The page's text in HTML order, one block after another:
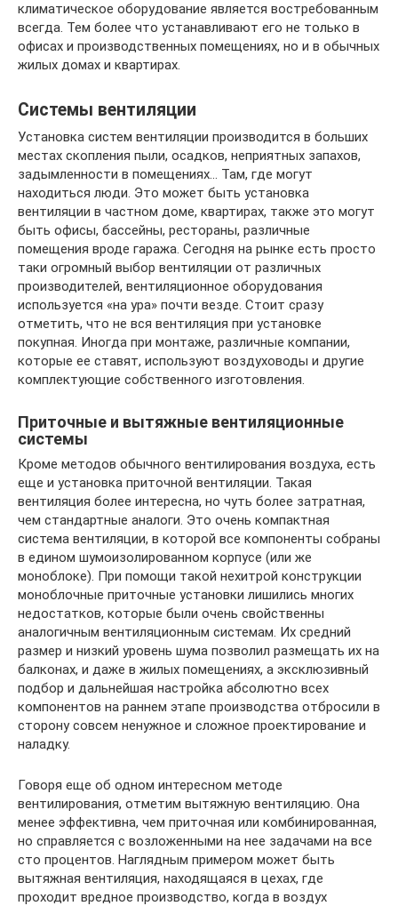
климатическое оборудование является востребованным
всегда. Тем более что устанавливают его не только в
офисах и производственных помещениях, но и в обычных
жилых домах и квартирах.
Системы вентиляции
Установка систем вентиляции производится в больших
местах скопления пыли, осадков, неприятных запахов,
задымленности в помещениях… Там, где могут
находиться люди. Это может быть установка
вентиляции в частном доме, квартирах, также это могут
быть офисы, бассейны, рестораны, различные
помещения вроде гаража. Сегодня на рынке есть просто
таки огромный выбор вентиляции от различных
производителей, вентиляционное оборудования
используется «на ура» почти везде. Стоит сразу
отметить, что не вся вентиляция при установке
покупная. Иногда при монтаже, различные компании,
которые ее ставят, используют воздуховоды и другие
комплектующие собственного изготовления.
Приточные и вытяжные вентиляционные
системы
Кроме методов обычного вентилирования воздуха, есть
еще и установка приточной вентиляции. Такая
вентиляция более интересна, но чуть более затратная,
чем стандартные аналоги. Это очень компактная
система вентиляции, в которой все компоненты собраны
в едином шумоизолированном корпусе (или же
моноблоке). При помощи такой нехитрой конструкции
моноблочные приточные установки лишились многих
недостатков, которые были очень свойственны
аналогичным вентиляционным системам. Их средний
размер и низкий уровень шума позволил размещать их на
балконах, и даже в жилых помещениях, а эксклюзивный
подбор и дальнейшая настройка абсолютно всех
компонентов на раннем этапе производства отбросили в
сторону совсем ненужное и сложное проектирование и
наладку.
Говоря еще об одном интересном методе
вентилирования, отметим вытяжную вентиляцию. Она
менее эффективна, чем приточная или комбинированная,
но справляется с возложенными на нее задачами на все
сто процентов. Наглядным примером может быть
вытяжная вентиляция, находящаяся в цехах, где
проходит вредное производство, когда в воздух